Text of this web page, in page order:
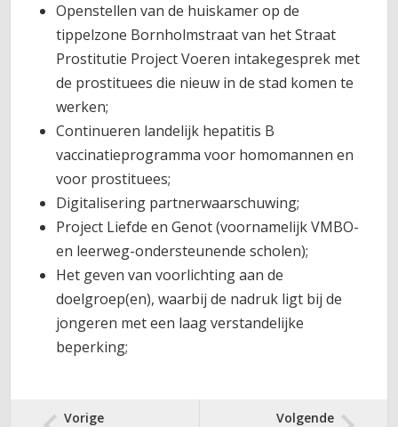
Openstellen van de huiskamer op de
tippelzone Bornholmstraat van het Straat
Prostitutie Project Voeren intakegesprek met
de prostituees die nieuw in de stad komen te
werken;
Continueren landelijk hepatitis B
vaccinatieprogramma voor homomannen en
voor prostituees;
Digitalisering partnerwaarschuwing;
Project Liefde en Genot (voornamelijk VMBO-
en leerweg-ondersteunende scholen);
Het geven van voorlichting aan de
doelgroep(en), waarbij de nadruk ligt bij de
jongeren met een laag verstandelijke
beperking;
Vorige Volgende